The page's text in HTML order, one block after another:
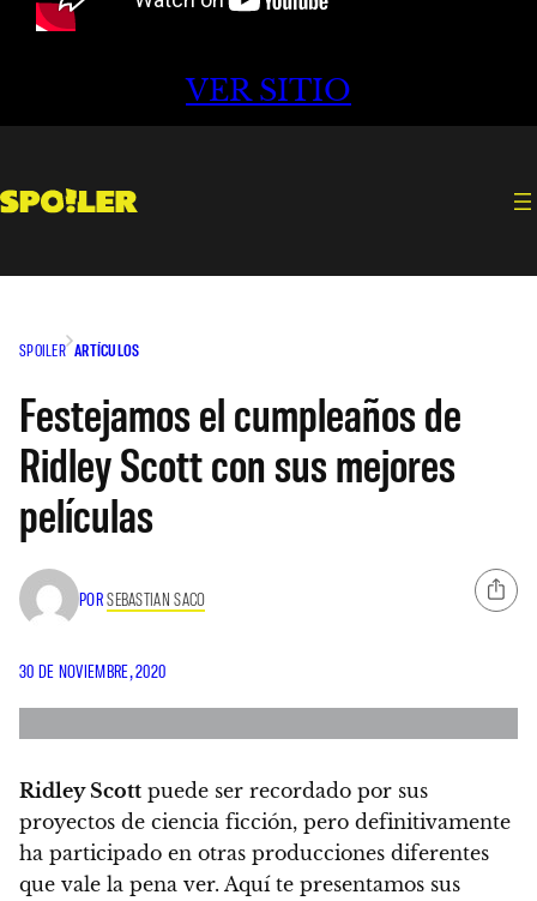
VER SITIO
SPOILER ARTÍCULOS
Festejamos el cumpleaños de
Ridley Scott con sus mejores
películas
PORSEBASTIAN SACO
30 DE NOVIEMBRE, 2020
Ridley Scott puede ser recordado por sus
proyectos de ciencia ficción, pero definitivamente
ha participado en otras producciones diferentes
que vale la pena ver. Aquí te presentamos sus